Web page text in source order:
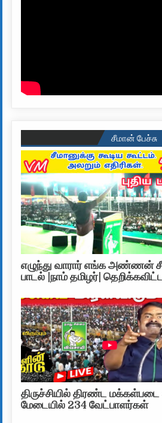
சீமான் பேச்சு
எழுந்து வாரார் எங்க அண்ணன்
பாடல் |நாம் தமிழர்|
திருச்சியில் திரண்ட
மேடையில் 234 வேட்பாளர்கள்